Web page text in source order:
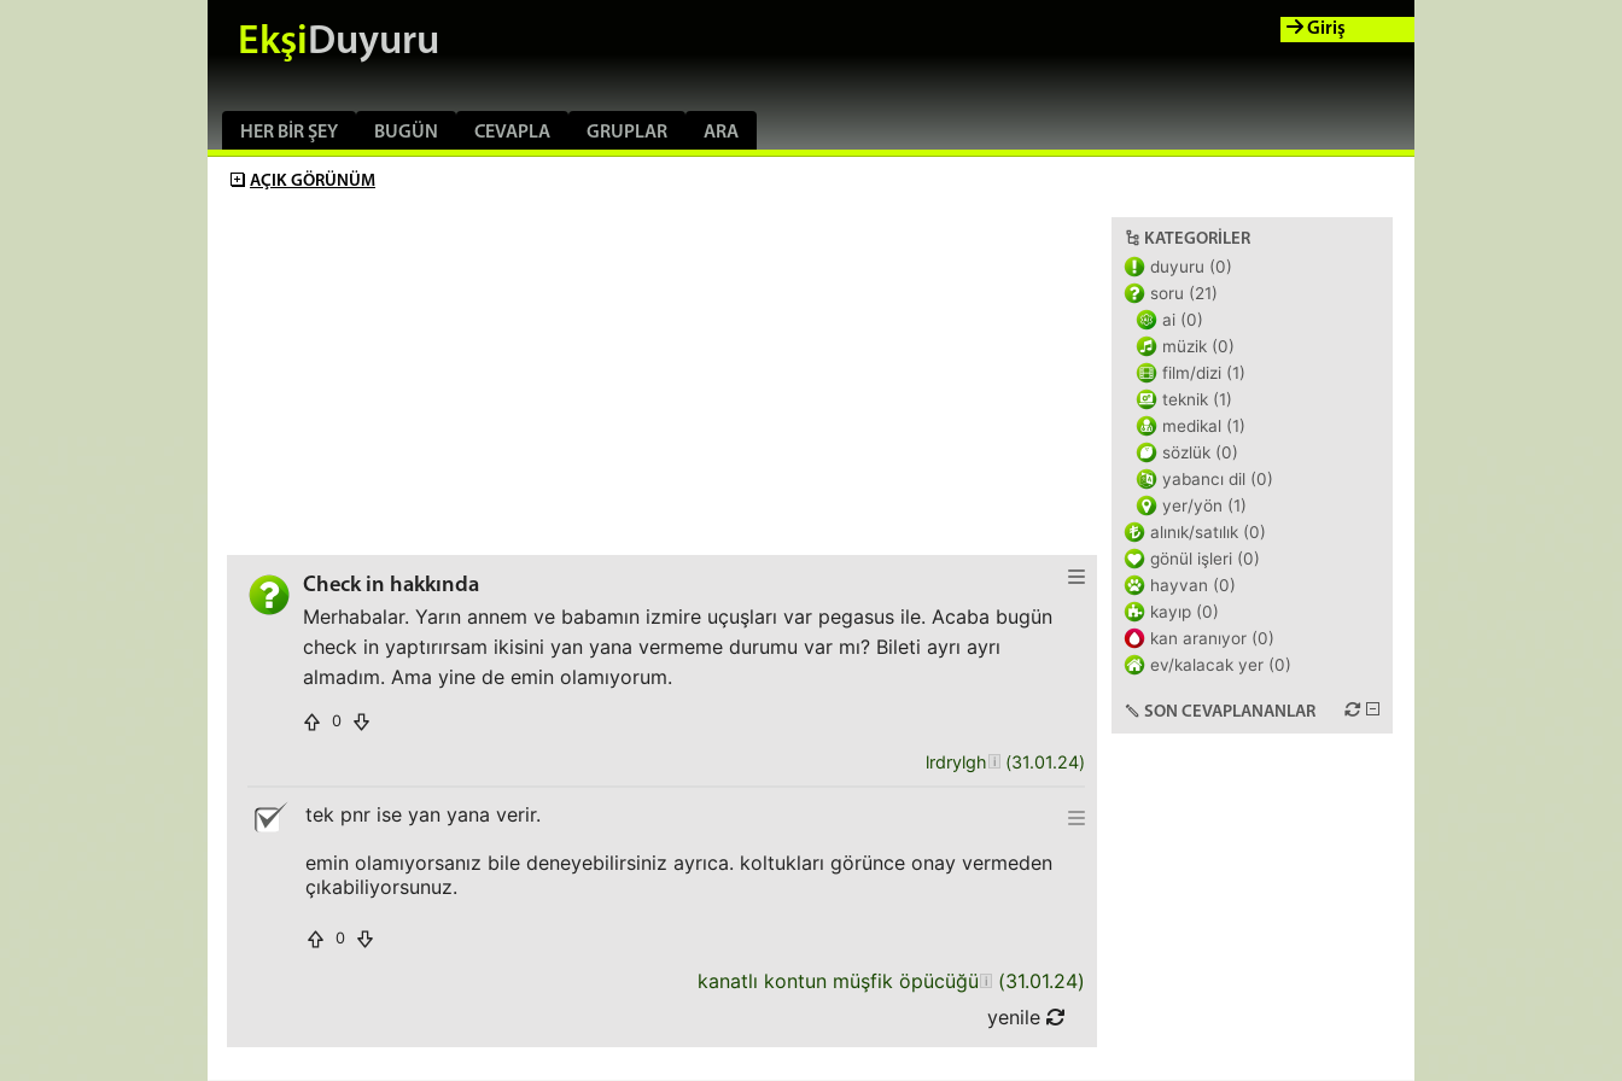
EkşiDuyuru
HER BIR ŞEY BUGÜN CEVAPLA GRUPLAR ARA
Giriş
AÇIK GÖRÜNÜM
Check in hakkında
Merhabalar. Yarın annem ve babamın izmire uçuşları var pegasus ile. Acaba bugün
check in yaptırırsam ikisini yan yana vermeme durumu var mı? Bileti ayrı ayrı
almadım. Ama yine de emin olamıyorum.
0
lrdrylgh (31.01.24)
tek pnr ise yan yana verir.
emin olamıyorsanız bile deneyebilirsiniz ayrıca. koltukları görünce onay vermeden
çıkabiliyorsunuz.
0
kanatlı kontun müşfik öpücüğü (31.01.24)
yenile
KATEGORILER
duyuru (0)
soru (21)
ai (0)
müzik (0)
film/dizi (1)
teknik (1)
medikal (1)
sözlük (0)
yabancı dil (0)
yer/yön (1)
alınık/satılık (0)
gönül işleri (0)
hayvan (0)
kayıp (0)
kan aranıyor (0)
ev/kalacak yer (0)
SON CEVAPLANANLAR